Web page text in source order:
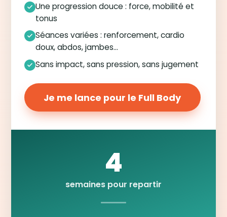
Une progression douce : force, mobilité et
tonus
Séances variées : renforcement, cardio
doux, abdos, jambes…
Sans impact, sans pression, sans jugement
Je me lance pour le Full Body
4
semaines pour repartir